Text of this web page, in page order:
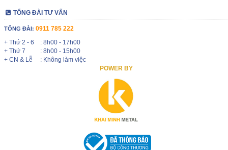
TỔNG ĐÀI TƯ VẤN
TỔNG ĐÀI: 0911 785 222
+ Thứ 2 - 6
: 8h00 - 17h00
+ Thứ 7
: 8h00 - 15h00
+ CN & Lễ
: Không làm việc
POWER BY